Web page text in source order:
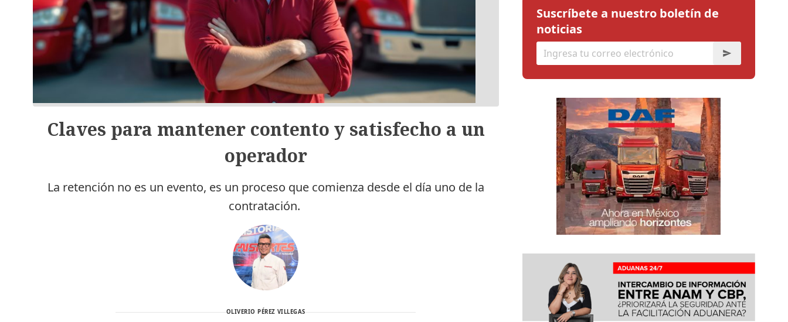
Claves para mantener contento y satisfecho a un
operador
La retención no es un evento, es un proceso que comienza desde el día uno de la
contratación.
OLIVERIO PÉREZ VILLEGAS
Suscríbete a nuestro boletín de
noticias